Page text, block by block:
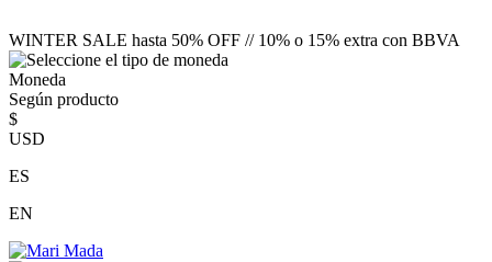
WINTER SALE hasta 50% OFF // 10% o 15% extra con BBVA
Moneda
Según producto
$
USD
ES
EN